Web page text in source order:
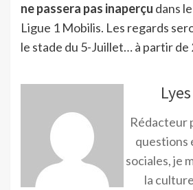
ne passera pas inaperçu dans
Ligue 1 Mobilis. Les regards
le stade du 5-Juillet… à partir de
Rédacteur
questions
sociales, je
la